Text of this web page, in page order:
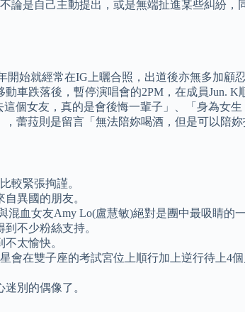
論是自己主動提出，或是無端扯進某些糾紛
始就經常在IG上曬合照，出道後亦無多加
車跌落後，暫停演唱會的2PM，在成員Jun. K
個女友，真的是會後悔一輩子」、「身為女
蕾菈則是留言「無法陪妳喝酒，但是可以陪
較緊張拘謹。
異國的朋友。
血女友Amy Lo(盧慧敏)絕對是團中最吸睛
不少粉絲支持。
太愉快。
會在雙子座的考試宮位上順行加上逆行待上4
別的偶像了。